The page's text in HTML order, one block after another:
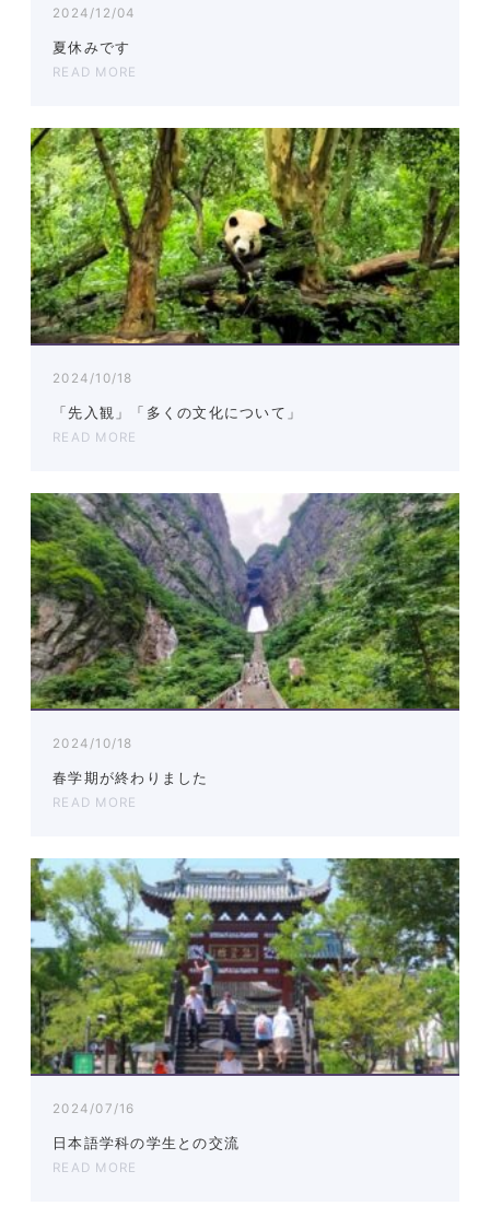
2024/12/04
夏休みです
READ MORE
2024/10/18
「先入観」「多くの文化について」
READ MORE
2024/10/18
春学期が終わりました
READ MORE
2024/07/16
日本語学科の学生との交流
READ MORE